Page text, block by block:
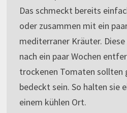
Das schmeckt bereits
oder zusammen mit ein
mediterraner Kräuter.
nach ein paar Wochen
trockenen Tomaten sollten
bedeckt sein. So halten sie
einem kühlen Ort.